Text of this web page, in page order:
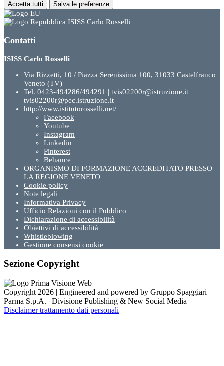
Accetta tutti Salva le preferenze
ISISS Carlo Rosselli
Contatti
ISISS Carlo Rosselli
Via Rizzetti, 10 / Piazza Serenissima 100, 31033 Castelfranco
Veneto (TV)
Tel. 0423-494286/494291 | tvis02200r@istruzione.it |
tvis02200r@pec.istruzione.it
http://www.istitutorosselli.net/
Facebook
Youtube
Instagram
Linkedin
Pinterest
Behance
ORGANISMO DI FORMAZIONE ACCREDITATO PRESSO
LA REGIONE VENETO
Cookie policy
Note legali
Informativa Privacy
Ufficio Relazioni con il Pubblico
Dichiarazione di accessibilità
Obiettivi di accessibilità
Whistleblowing
Gestione consensi cookie
Sezione Copyright
Copyright 2026 | Engineered and powered by Gruppo Spaggiari
Parma S.p.A. | Divisione Publishing & New Social Media
Disclaimer trattamento dati personali